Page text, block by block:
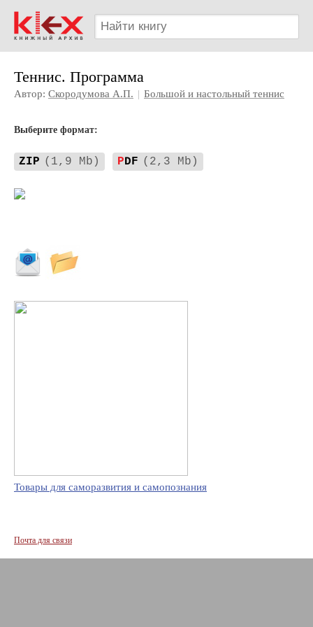
Теннис. Программа
Автор: Скородумова А.П. | Большой и настольный теннис
Выберите формат:
ZIP (1,9 Mb) PDF (2,3 Mb)
Товары для саморазвития и самопознания
Почта для связи